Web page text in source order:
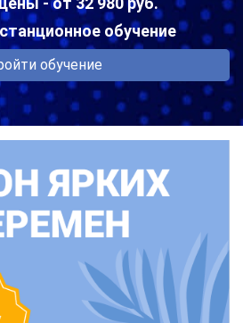
обучение
обучение